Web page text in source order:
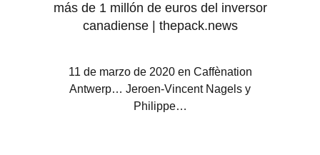
más de 1 millón de euros del inversor
canadiense | thepack.news
11 de marzo de 2020 en Caffènation
Antwerp… Jeroen-Vincent Nagels y
Philippe…